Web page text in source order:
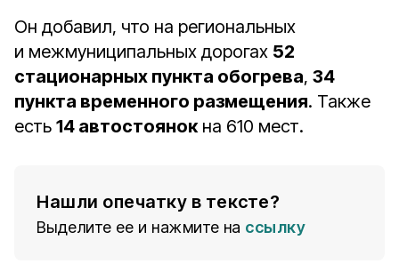
Он добавил, что на региональных
и межмуниципальных дорогах 52
стационарных пункта обогрева, 34
пункта временного размещения. Также
есть 14 автостоянокна 610 мест.
Нашли опечатку в тексте?
Выделите ее и нажмите на ссылку